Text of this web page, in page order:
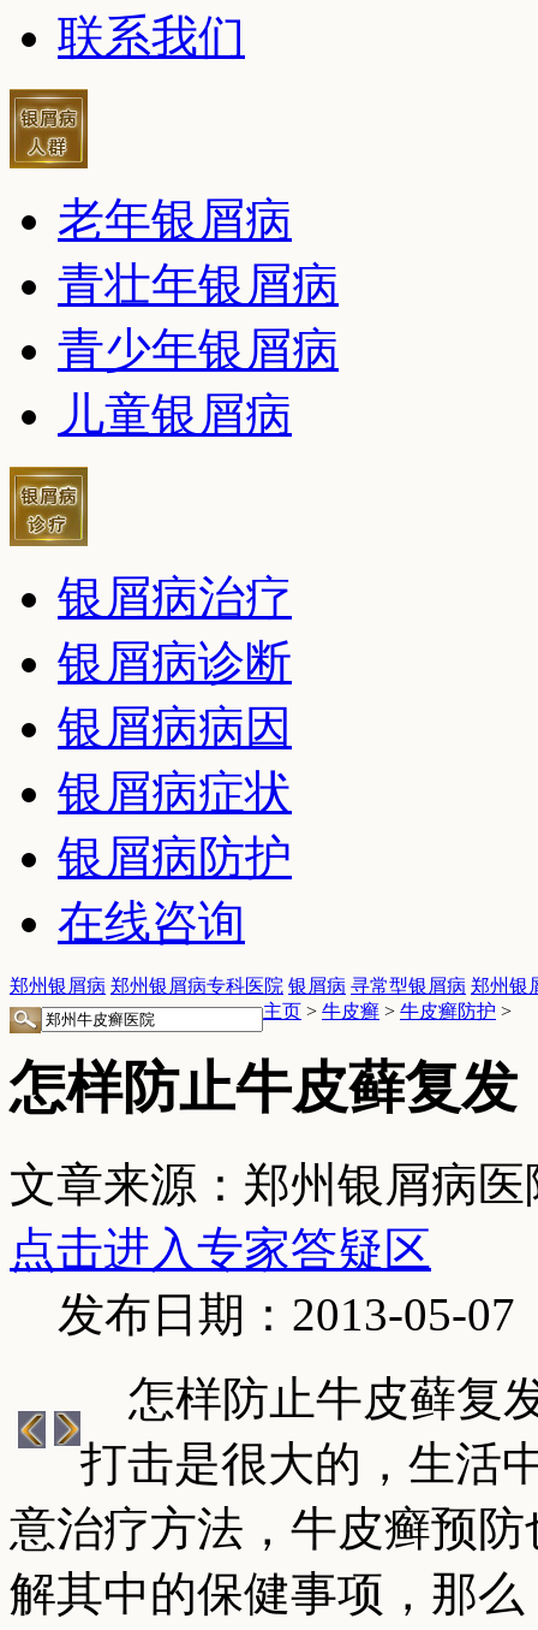
联系我们
老年银屑病
青壮年银屑病
青少年银屑病
儿童银屑病
银屑病治疗
银屑病诊断
银屑病病因
银屑病症状
银屑病防护
在线咨询
郑州银屑病 郑州银屑病专科医院 银屑病 寻常型银屑病 郑州银
主页 > 牛皮癣 > 牛皮癣防护 >
怎样防止牛皮藓复发
文章来源：郑州银屑病医
点击进入专家答疑区
发布日期：2013-05-07
怎样防止牛皮藓复
打击是很大的，生活
意治疗方法，牛皮癣预
解其中的保健事项，那